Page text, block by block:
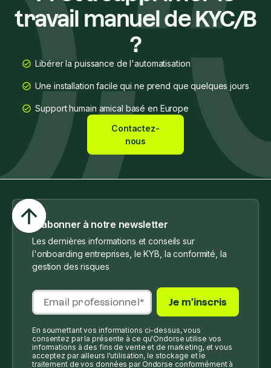
travail manuel de KYC/B
?
Libérer la puissance de l'automatisation
Une installation facile qui ne prend que quelques jours
Support humain amical basé en Europe
Contactez-
nous
S'abonner à notre newsletter
Les dernières informations et conseils sur
l'onboarding entreprises, le KYB, la conformité, la
gestion des risques
En soumettant vos informations ci-dessus, vous
consentez par la présente à ce qu'Ondorse utilise vos
informations à des fins de vente et de marketing, et vous
acceptez par ailleurs l'utilisation, le stockage et le
traitement de vos données par Ondorse conformément à